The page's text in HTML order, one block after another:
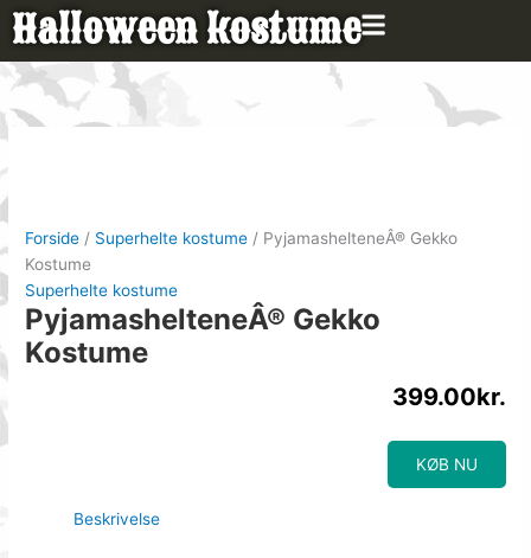
Gå
indholdet
Halloween kostume
Forside / Superhelte kostume / PyjamashelteneÂ® Gekko
Kostume
Superhelte kostume
PyjamashelteneÂ® Gekko
Kostume
399.00kr.
KØB NU
Beskrivelse